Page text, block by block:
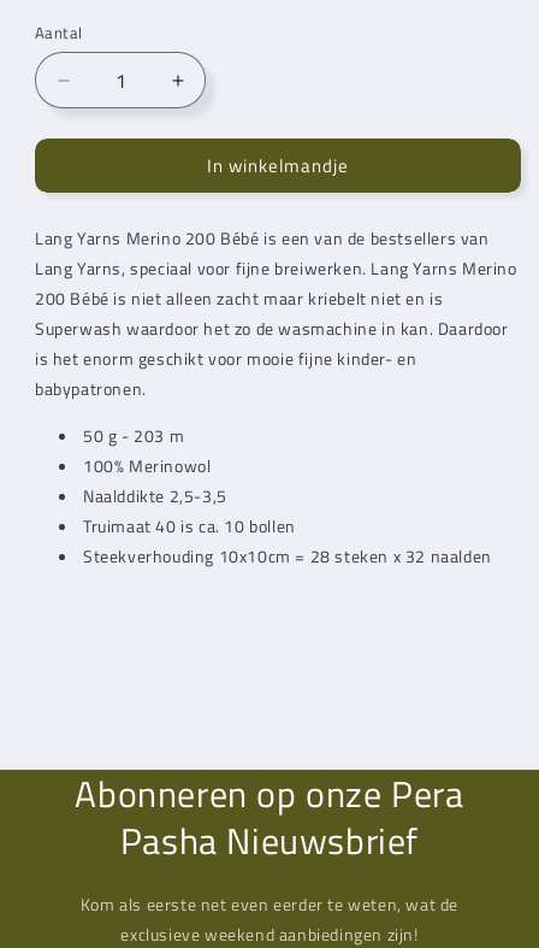
Aantal
Aantal
verlagen
voor
Yarns
200
Bebe
Old
Aantal
verhogen
voor
Lang
Yarns
200
Bebe
Old
Rose
(0448)
In winkelmandje
Lang Yarns Merino 200 Bébé is een van de bestsellers van
Lang Yarns, speciaal voor fijne breiwerken. Lang Yarns Merino
200 Bébé is niet alleen zacht maar kriebelt niet en is
Superwash waardoor het zo de wasmachine in kan. Daardoor
is het enorm geschikt voor mooie fijne kinder- en
babypatronen.
50 g - 203 m
100% Merinowol
Naalddikte 2,5-3,5
Truimaat 40 is ca. 10 bollen
Steekverhouding 10x10cm = 28 steken x 32 naalden
Abonneren op onze Pera
Pasha Nieuwsbrief
Kom als eerste net even eerder te weten, wat de
exclusieve weekend aanbiedingen zijn!